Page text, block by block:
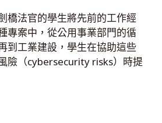
橋法官的學生將先前的工作經
專案中，從公用事業部門的循
到工業建設，學生在協助這些
險（cybersecurity risks）時提